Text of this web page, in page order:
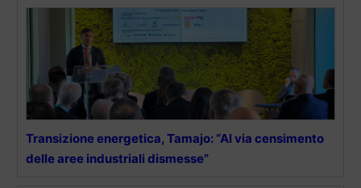
Transizione energetica, Tamajo: “Al via censimento
delle aree industriali dismesse”